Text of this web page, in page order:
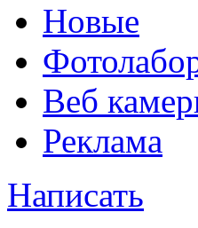
Новые
Веб
Реклама
Написать